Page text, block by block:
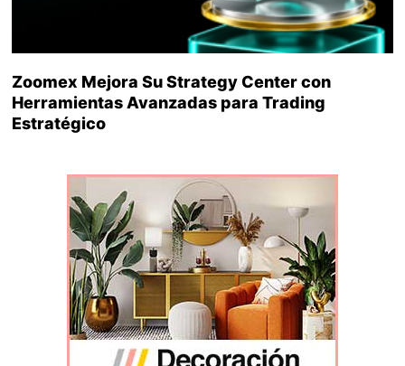
Zoomex Mejora Su Strategy Center con
Herramientas Avanzadas para Trading
Estratégico